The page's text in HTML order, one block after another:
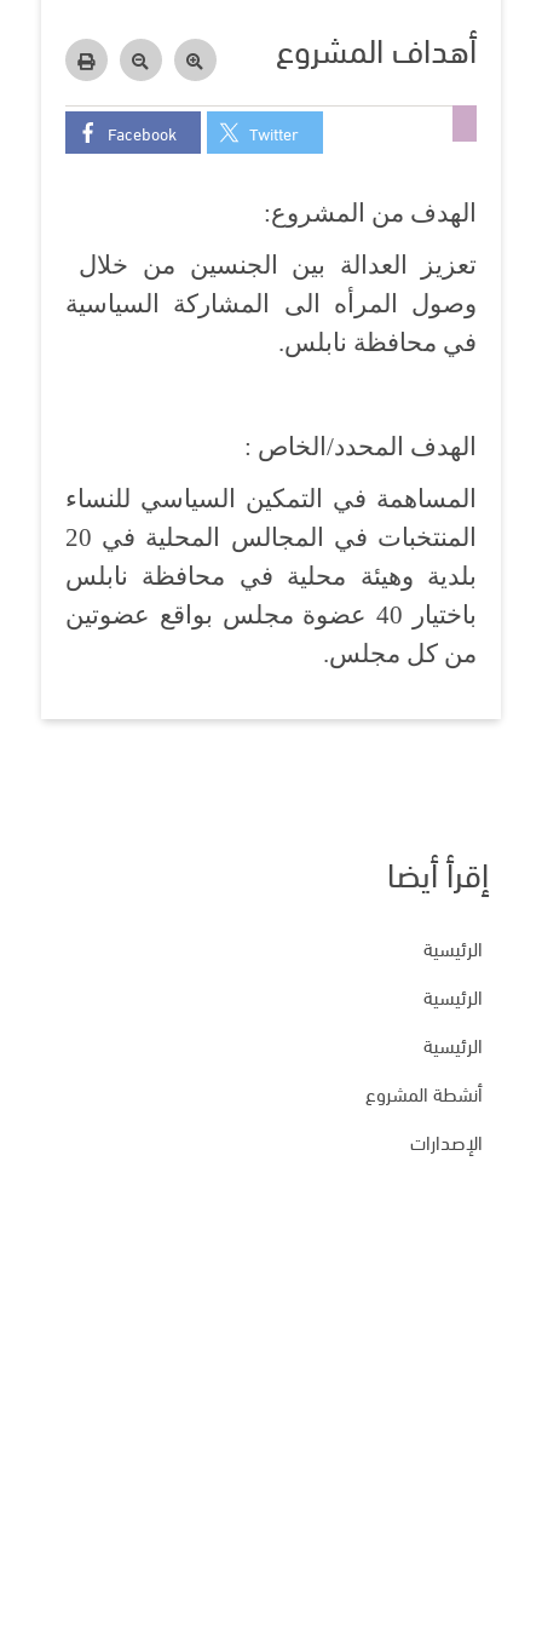
أهداف المشروع
Facebook Twitter
الهدف من المشروع:
تعزيز العدالة بين الجنسين من خلال
وصول المرأه الى المشاركة السياسية
في محافظة نابلس.
الهدف المحدد/الخاص :
المساهمة في التمكين السياسي للنساء
المنتخبات في المجالس المحلية
في 20
بلدية وهيئة محلية في محافظة نابلس
باختيار 40 عضوة مجلس بواقع عضوتين
من كل مجلس.
إقرأ أيضا
الرئيسية
الرئيسية
الرئيسية
أنشطة المشروع
الإصدارات